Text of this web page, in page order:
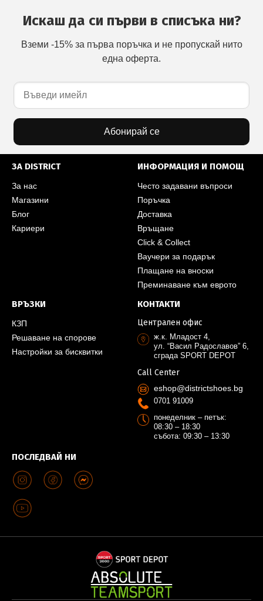
Искаш да си първи в списъка ни?
Вземи -15% за първа поръчка и не пропускай нито
една оферта.
Абонирай се
ЗА DISTRICT
За нас
Магазини
Блог
Кариери
ИНФОРМАЦИЯ И ПОМОЩ
Често задавани въпроси
Поръчка
Доставка
Връщане
Click & Collect
Ваучери за подарък
Плащане на вноски
Преминаване към еврото
ВРЪЗКИ
КЗП
Решаване на спорове
Настройки за бисквитки
ПОСЛЕДВАЙ НИ
КОНТАКТИ
Централен офис
ж.к. Младост 4,
ул. “Васил Радославов” 6,
сграда SPORT DEPOT
Call Center
eshop@districtshoes.bg
0701 91009
понеделник – петък:
08:30 – 18:30
събота: 09:30 – 13:30